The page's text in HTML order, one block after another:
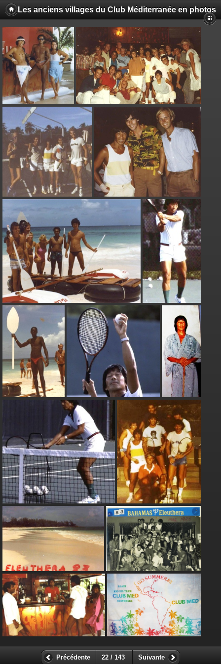
Les anciens villages du Club Méditerranée en photos
Précédente 22 / 143 Suivante